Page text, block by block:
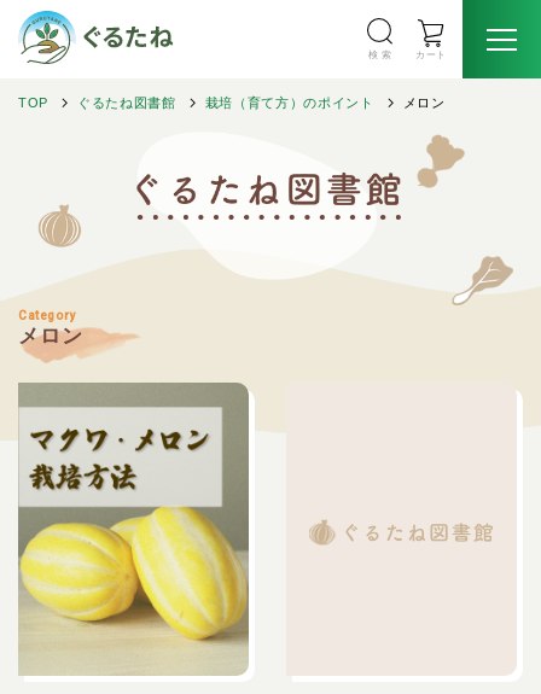
検 索 カート
TOP ぐるたね図書館 栽培（育て方）のポイント メロン
Category
メロン